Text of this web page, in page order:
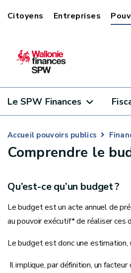
Citoyens Entreprises
Le SPW Finances
Accueil pouvoirs publics
Comprendre le
Qu’est-ce qu’un budget ?
Le budget est un acte annuel de
au pouvoir exécutif* de réaliser
Le budget est donc une estimation,
Il implique, par définition, un